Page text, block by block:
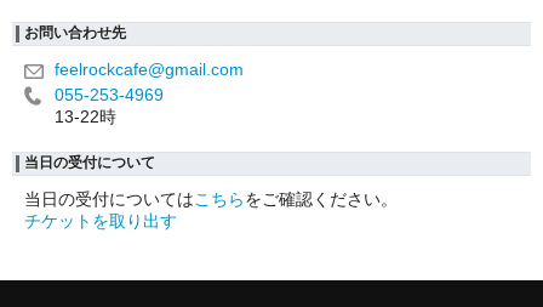
お問い合わせ先
feelrockcafe@gmail.com
055-253-4969
13-22時
当日の受付について
当日の受付についてはこちらをご確認ください。
チケットを取り出す